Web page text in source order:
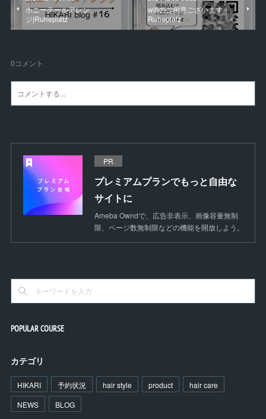
ポニーテールアレン
ジ|Ruheplatz
wifiのご用意ございます｜
Ruheplatz
0コメント
PR
プレミアムプランでもっと自由な
サイトに
Ameba Owndで、広告非表示、画像容量無制
限、ページ数無制限などの機能を開放しよう。
POPULAR COURSE
カテゴリ
HIKARI 予約状況 hair style product
hair care
NEWS
BLOG